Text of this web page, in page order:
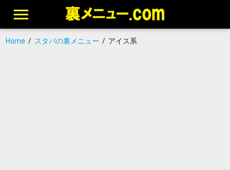
Home/ スタバの裏メニュー / アイス系